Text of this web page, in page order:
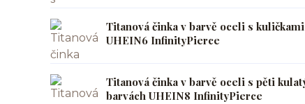
Titanová činka v barvě oceli s
UHEIN6 InfinityPierce
Titanová činka v barvě oceli s pěti
barvách UHEIN8 InfinityPierce